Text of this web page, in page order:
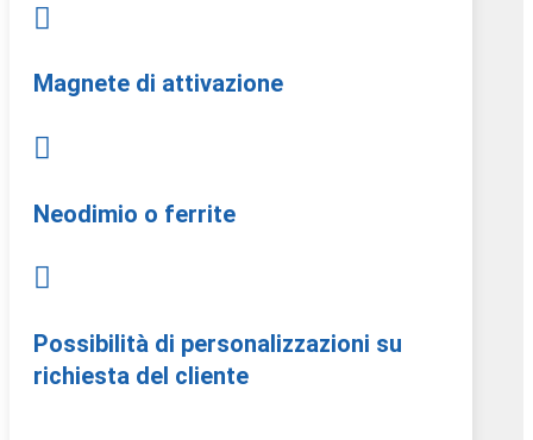

Magnete di attivazione

Neodimio o ferrite

Possibilità di personalizzazioni su
richiesta del cliente